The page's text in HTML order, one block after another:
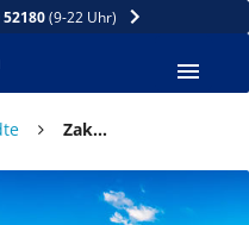
(9-22 Uhr)
Zakopane in Polen entdecken